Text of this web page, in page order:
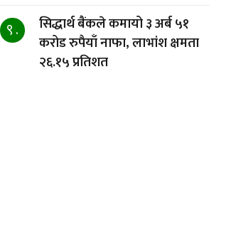
९ .
सिद्धार्थ बैंकले कमायो ३ अर्ब ५१
करोड रुपैयाँ नाफा, लाभांश क्षमता
२६.१५ प्रतिशत